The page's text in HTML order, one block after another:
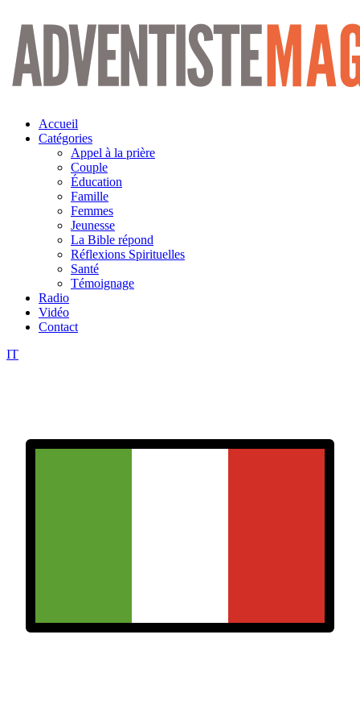
Aller
contenu
Accueil
Catégories
Appel à la prière
Couple
Éducation
Famille
Femmes
Jeunesse
La Bible répond
Réflexions Spirituelles
Santé
Témoignage
Radio
Vidéo
Contact
IT